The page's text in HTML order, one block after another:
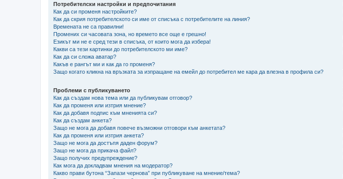
Потребителски настройки и предпочитания
Как да си променя настройките?
Как да скрия потребителското си име от списъка с потребителите на линия?
Времената не са правилни!
Промених си часовата зона, но времето все още е грешно!
Езикът ми не е сред тези в списъка, от които мога да избера!
Какви са тези картинки до потребителското ми име?
Как да си сложа аватар?
Какъв е рангът ми и как да го променя?
Защо когато кликна на връзката за изпращане на емейл до потребител ме кара да влезна в профила си?
Проблеми с публикуването
Как да създам нова тема или да публикувам отговор?
Как да променя или изтрия мнение?
Как да добавя подпис към мненията си?
Как да създам анкета?
Защо не мога да добавя повече възможни отговори към анкетата?
Как да променя или изтрия анкета?
Защо не мога да достъпя даден форум?
Защо не мога да прикача файл?
Защо получих предупреждение?
Как мога да докладвам мнения на модератор?
Какво прави бутона “Запази чернова” при публикуване на мнение/тема?